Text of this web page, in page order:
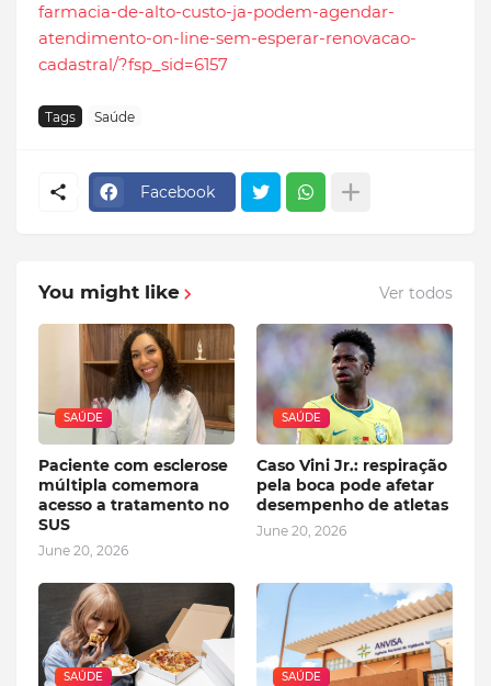
farmacia-de-alto-custo-ja-podem-agendar-
atendimento-on-line-sem-esperar-renovacao-
cadastral/?fsp_sid=6157
Tags Saúde
Facebook
You might like Ver todos
SAÚDE
Paciente com esclerose
múltipla comemora
acesso a tratamento no
SUS
June 20, 2026
SAÚDE
Caso Vini Jr.: respiração
pela boca pode afetar
desempenho de atletas
June 20, 2026
SAÚDE SAÚDE